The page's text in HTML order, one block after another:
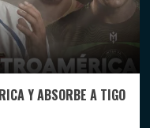
Y ABSORBE A TIGO